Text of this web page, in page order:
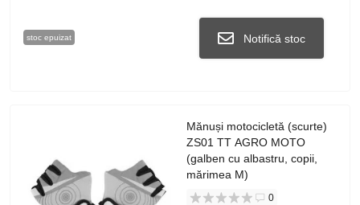
stoc epuizat Notifică stoc
Mănuși motocicletă (scurte)
ZS01 TT AGRO MOTO
(galben cu albastru, copii,
mărimea M)
0